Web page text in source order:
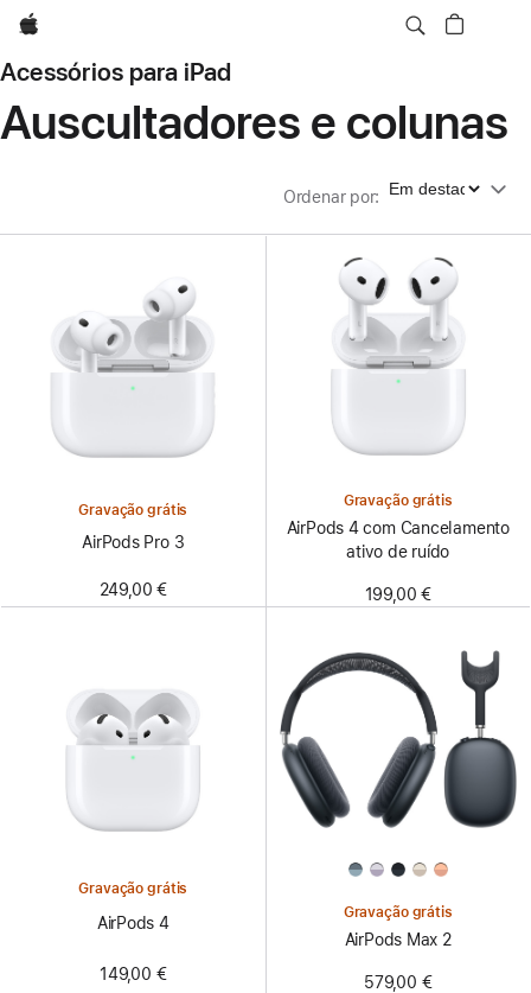
Apple
Acessórios para iPad
Auscultadores e colunas
Ordenar por: Ordenar por
Gravação grátis
AirPods Pro 3
249,00 €
Gravação grátis
AirPods 4 com Cancelamento
ativo de ruído
199,00 €
Gravação grátis
AirPods 4
149,00 €
Gravação grátis
AirPods Max 2
579,00 €